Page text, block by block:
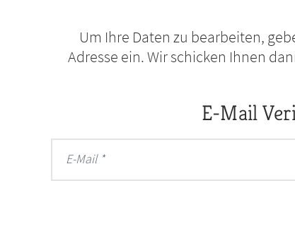
Um Ihre Daten zu bearbeiten,
Adresse ein. Wir schicken Ihnen
E-Mail
E-Mail